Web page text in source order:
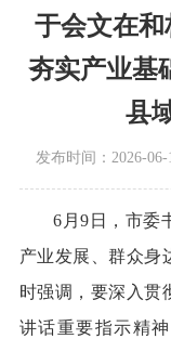
于会文在
夯实产业基
县
发布时间：2026-06-
6月9日，市委
产业发展、群众身
时强调，要深入贯
讲话重要指示精